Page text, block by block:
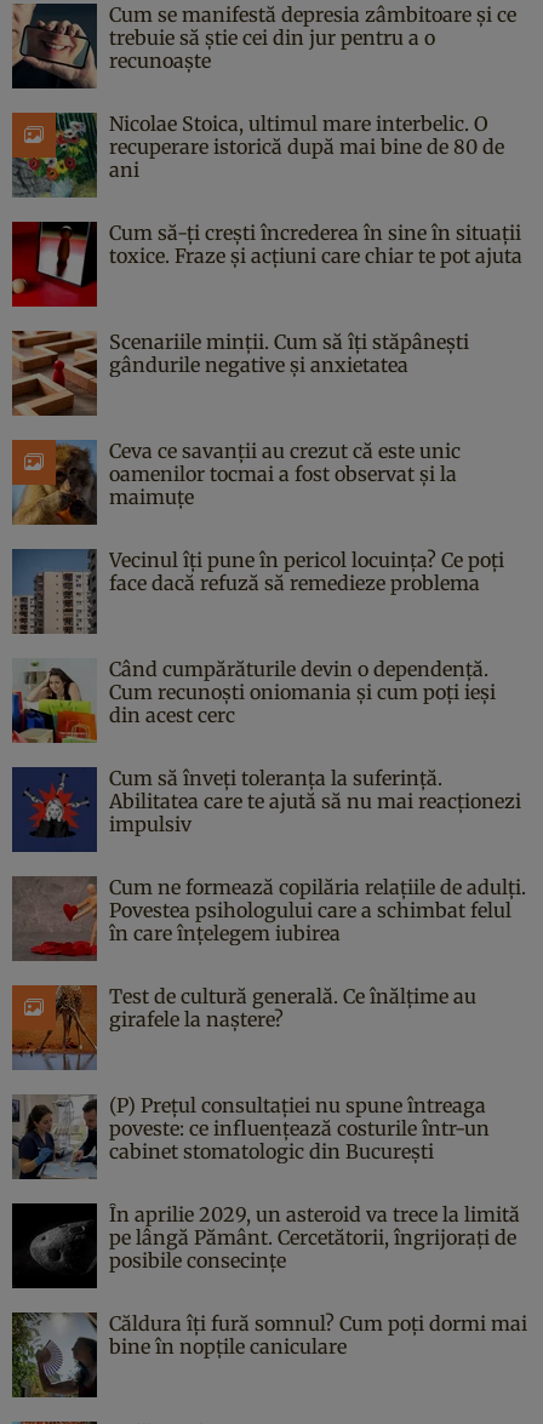
Cum se manifestă depresia zâmbitoare și ce
trebuie să știe cei din jur pentru a o
recunoaște
Nicolae Stoica, ultimul mare interbelic. O
recuperare istorică după mai bine de 80 de
ani
Cum să-ți crești încrederea în sine în situații
toxice. Fraze și acțiuni care chiar te pot ajuta
Scenariile minții. Cum să îți stăpânești
gândurile negative și anxietatea
Ceva ce savanții au crezut că este unic
oamenilor tocmai a fost observat și la
maimuțe
Vecinul îți pune în pericol locuința? Ce poți
face dacă refuză să remedieze problema
Când cumpărăturile devin o dependență.
Cum recunoști oniomania și cum poți ieși
din acest cerc
Cum să înveți toleranța la suferință.
Abilitatea care te ajută să nu mai reacționezi
impulsiv
Cum ne formează copilăria relațiile de adulți.
Povestea psihologului care a schimbat felul
în care înțelegem iubirea
Test de cultură generală. Ce înălțime au
girafele la naștere?
(P) Prețul consultației nu spune întreaga
poveste: ce influențează costurile într-un
cabinet stomatologic din București
În aprilie 2029, un asteroid va trece la limită
pe lângă Pământ. Cercetătorii, îngrijorați de
posibile consecințe
Căldura îți fură somnul? Cum poți dormi mai
bine în nopțile caniculare